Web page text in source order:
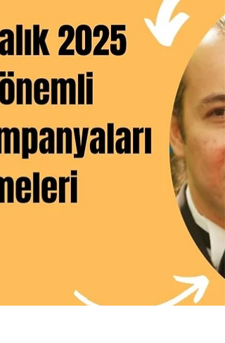
veya sosyal medya kanallarımızı takip edebilirsiniz.
Binance TR kayıt sayfası: https://binance-
tr.onelink.me/a2LU/cc?